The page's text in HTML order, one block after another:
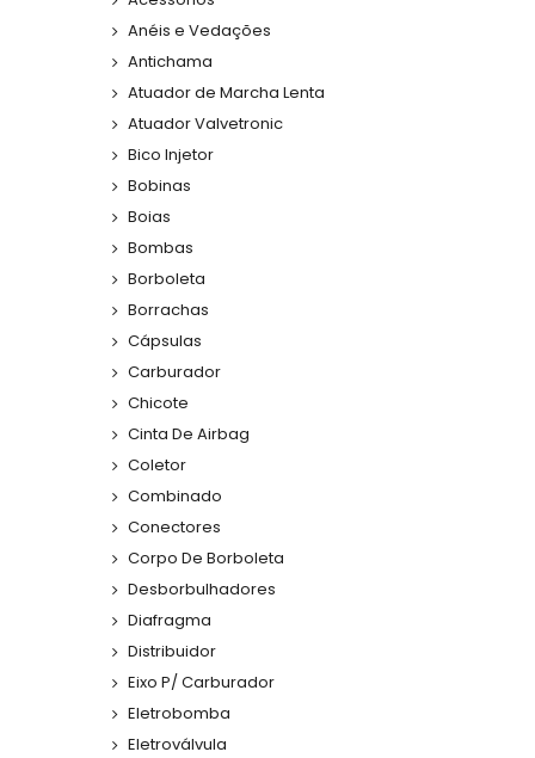
Anéis e Vedações
Antichama
Atuador de Marcha Lenta
Atuador Valvetronic
Bico Injetor
Bobinas
Boias
Bombas
Borboleta
Borrachas
Cápsulas
Carburador
Chicote
Cinta De Airbag
Coletor
Combinado
Conectores
Corpo De Borboleta
Desborbulhadores
Diafragma
Distribuidor
Eixo P/ Carburador
Eletrobomba
Eletroválvula